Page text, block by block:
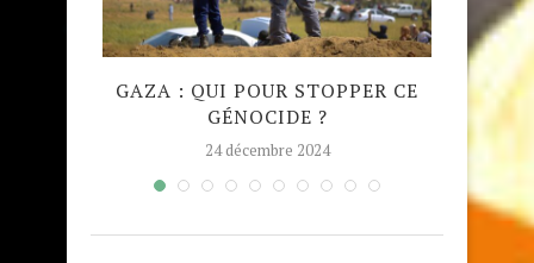
GAZA : QUI POUR STOPPER CE
GÉNOCIDE ?
24 décembre 2024